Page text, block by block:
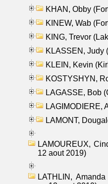
KHAN, Obby
KINEW, Wab
KING, Trevor
KLASSEN, Judy
KLEIN, Kevin
KOSTYSHYN,
LAGASSE, Bob
LAGIMODIERE,
LAMONT,
LAMOUREUX,
12 aout 2019)
LATHLIN,